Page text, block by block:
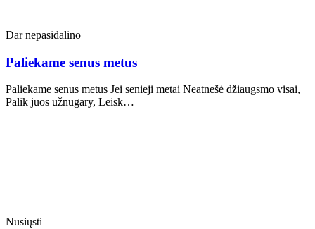
Dar nepasidalino
Paliekame senus metus
Paliekame senus metus Jei senieji metai Neatnešė džiaugsmo visai,
Palik juos užnugary, Leisk…
Nusiųsti